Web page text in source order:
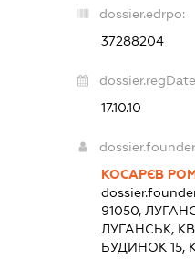
dossier.edrpo:
37288204
17.10.10
КОСАРЄВ
91050,
ЛУГАНСЬК,
БУДИНОК 15,